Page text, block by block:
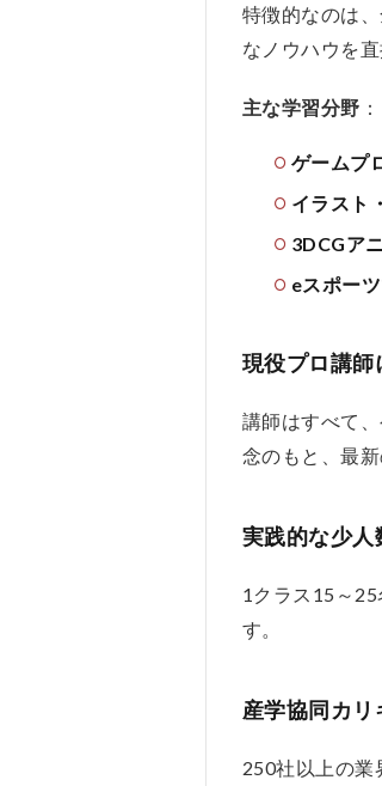
動の強
力サポ
ート
2
タン
ムア
カデ
の口
評判
バン
タン
カデ
ミー
い口
バン
タン
ムア
特徴的なのは
なノウハウを
主な学習分野 ：
ゲームプ
イラスト
3DCGア
eスポー
現役プロ講師
講師はすべて
念のもと、最
実践的な少人
1クラス15～
す。
産学協同カリ
250社以上の業